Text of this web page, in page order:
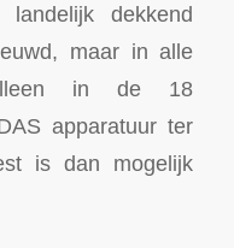
dekkend
maar in alle
in de 18
apparatuur ter
is dan mogelijk